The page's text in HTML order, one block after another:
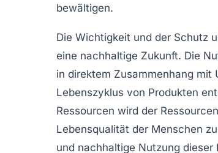
bewältigen.
Die Wichtigkeit und der Schutz
eine nachhaltige Zukunft. Die
in direktem Zusammenhang mit
Lebenszyklus von Produkten
Ressourcen wird der
Lebensqualität der Menschen
und nachhaltige Nutzung dieser